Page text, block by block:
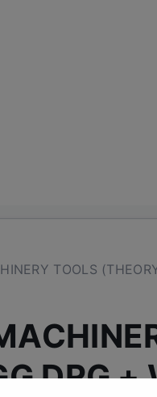
TOOLS
DRG